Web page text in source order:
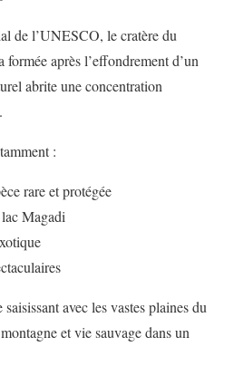
de l’UNESCO, le cratère du
après l’effondrement d’un
abrite une concentration
:
rare et protégée
Magadi
avec les vastes plaines du
et vie sauvage dans un